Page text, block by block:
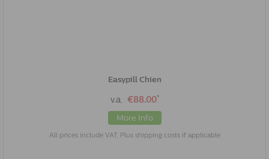
Easypill Chien
v.a. €88.00*
More Info
All prices include VAT, Plus shipping costs if applicable